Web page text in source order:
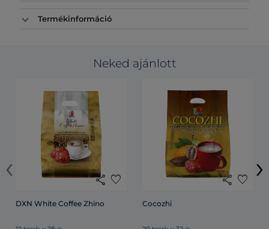
Termékinformáció
Neked ajánlott
share favorite
DXN White Coffee Zhino
share favorite
Cocozhi
‹ ›